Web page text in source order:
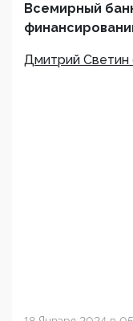
Всемирный
Дмитрий